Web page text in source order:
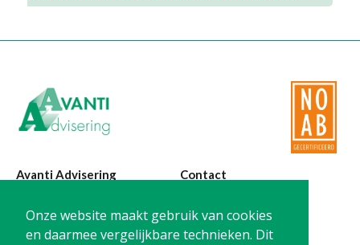
Onze website maakt gebruik van cookies
en daarmee vergelijkbare technieken. Dit
Avanti Advisering
Poelstraat 4
1441 RR Purmerend
Contact
T: 0299-420870
@:
info@avanti-